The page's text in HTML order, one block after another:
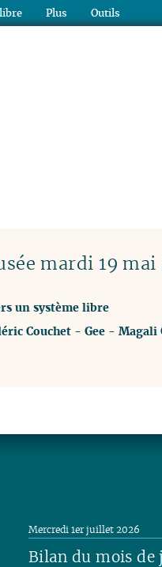
mardi 19 mai
un système libre
Couchet- Gee- Magali
Bilan du mois de
Mercredi 1er juillet 2026
Plus Outils